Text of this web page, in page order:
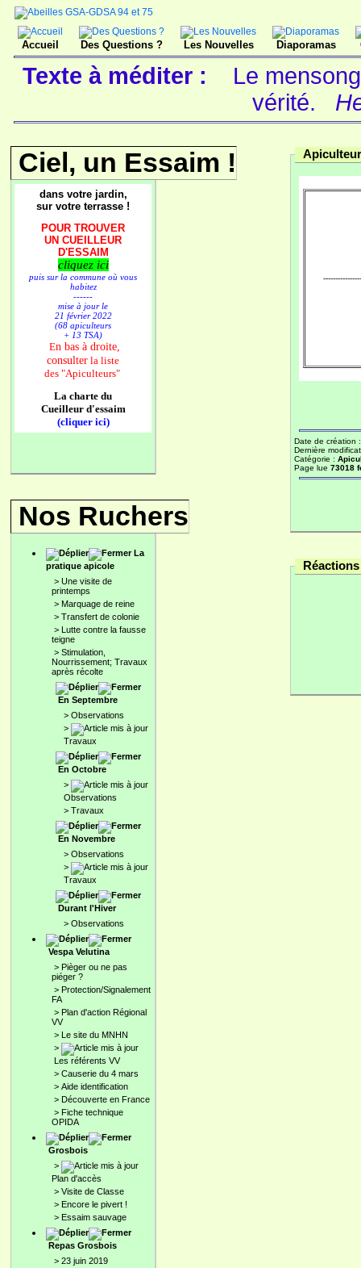
Accueil Des Questions ? Les Nouvelles Diaporamas
Texte à méditer :
Le
vérité.
Ciel, un Essaim !
dans votre jardin,
sur votre terrasse !
POUR TROUVER
UN CUEILLEUR
D'ESSAIM
cliquez ici
puis sur la commune où vous
habitez
------
mise à jour le
21 février 2022
(68 apiculteurs
+ 13 TSA)
En bas à droite,
consulter la liste
des "Apiculteurs"
La charte du
Cueilleur d'essaim
(cliquer ici)
Nos Ruchers
La
pratique apicole
> Une visite de
printemps
> Marquage de reine
> Transfert de colonie
> Lutte contre la fausse
teigne
> Stimulation,
Nourrissement; Travaux
après récolte
En Septembre
> Observations
>
Travaux
En Octobre
>
Observations
> Travaux
En Novembre
> Observations
>
Travaux
Durant l'Hiver
> Observations
Vespa Velutina
> Pièger ou ne pas
piéger ?
> Protection/Signalement
FA
> Plan d'action Régional
VV
> Le site du MNHN
>
Les référents VV
> Causerie du 4 mars
> Aide identification
> Découverte en France
> Fiche technique
OPIDA
Grosbois
>
Plan d'accès
> Visite de Classe
> Encore le pivert !
> Essaim sauvage
Repas Grosbois
> 23 juin 2019
Date de création
Dernière
Catégorie :
Page lue 73018